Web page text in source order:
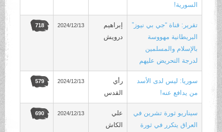
السورية!
تقرير: قناة “جي بي نيوز”
البريطانية مهووسة
بالإسلام والمسلمين
لدرجة التحريض عليهم
إبراهيم
درويش
2024/12/13
718
سوريا: ليس لدى الأسد
من يدافع عنه!
القدس
2024/12/13
579
سيناريو ثورة تشرين في
العراق يتكرر في ثورة
علي
الكاش
2024/12/13
690